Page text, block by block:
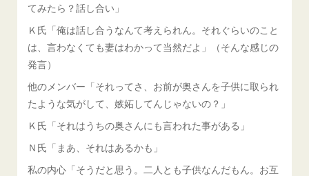
てみたら？話し合い」
Ｋ氏「俺は話し合うなんて考えられん。それぐらいのこと
は、言わなくても妻はわかって当然だよ」（そんな感じの
発言）
他のメンバー「それってさ、お前が奥さんを子供に取られ
たような気がして、嫉妬してんじゃないの？」
Ｋ氏「それはうちの奥さんにも言われた事がある」
Ｎ氏「まあ、それはあるかも」
私の内心「そうだと思う。二人とも子供なんだもん。お互